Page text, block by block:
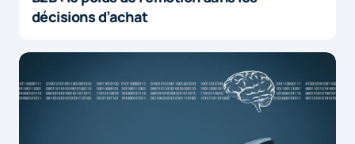
décisions d’achat